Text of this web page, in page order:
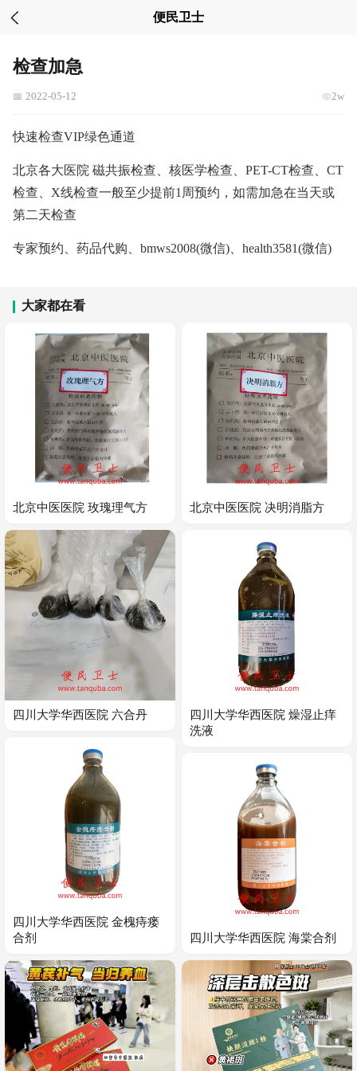
便民卫士
检查加急
2022-05-12 2w
快速检查VIP绿色通道
北京各大医院 磁共振检查、核医学检查、PET-CT检查、CT
检查、X线检查一般至少提前1周预约，如需加急在当天或
第二天检查
专家预约、药品代购、bmws2008(微信)、health3581(微信)
大家都在看
北京中医医院 玫瑰理气方
四川大学华西医院 六合丹
四川大学华西医院 金槐痔瘘
合剂
北京中医医院 决明消脂方
四川大学华西医院 燥湿止痒
洗液
四川大学华西医院 海棠合剂